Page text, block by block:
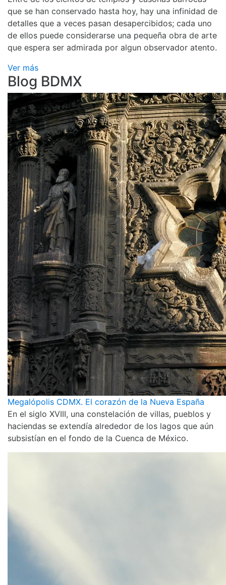
que se han conservado hasta hoy, hay una infinidad de
detalles que a veces pasan desapercibidos; cada uno
de ellos puede considerarse una pequeña obra de arte
que espera ser admirada por algun observador atento.
Ver más
Blog BDMX
Megalópolis CDMX. El corazón de la Nueva España
En el siglo XVIII, una constelación de villas, pueblos y
haciendas se extendía alrededor de los lagos que aún
subsistían en el fondo de la Cuenca de México.